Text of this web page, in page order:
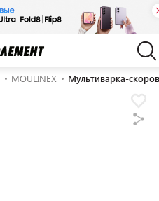
MOULINEX Мультиварка-